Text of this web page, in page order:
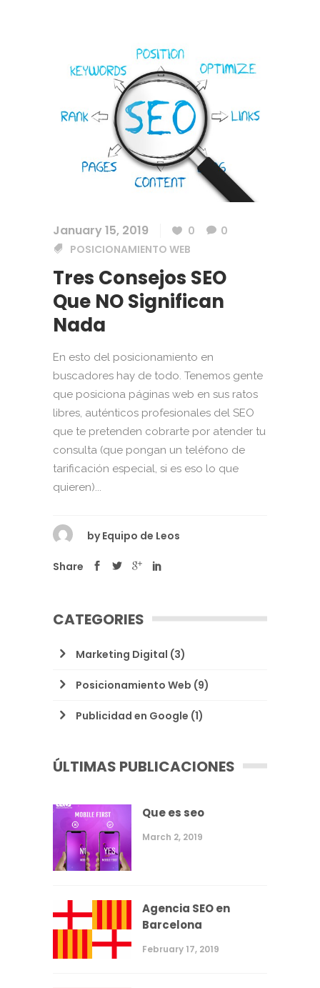
January 15, 2019 0
0
POSICIONAMIENTO WEB
Tres Consejos SEO
Que NO Significan
Nada
En esto del posicionamiento en
buscadores hay de todo. Tenemos gente
que posiciona páginas web en sus ratos
libres, auténticos profesionales del SEO
que te pretenden cobrarte por atender tu
consulta (que pongan un teléfono de
tarificación especial, si es eso lo que
quieren)...
by Equipo de Leos
Share
CATEGORIES
Marketing Digital (3)
Posicionamiento Web (9)
Publicidad en Google (1)
ÚLTIMAS PUBLICACIONES
Que es seo
March 2, 2019
Agencia SEO en
Barcelona
February 17, 2019